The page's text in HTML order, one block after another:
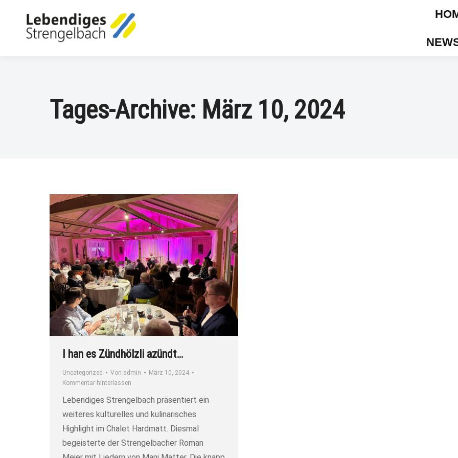
Tages-Archive: März 10, 2024
I han es Zündhölzli azündt…
Uncategorized Von admin
März 10, 2024
Kommentar hinterlassen
Lebendiges Strengelbach präsentiert ein
weiteres kulturelles und kulinarisches
Highlight im Chalet Hardmatt. Diesmal
begeisterte der Strengelbacher Roman